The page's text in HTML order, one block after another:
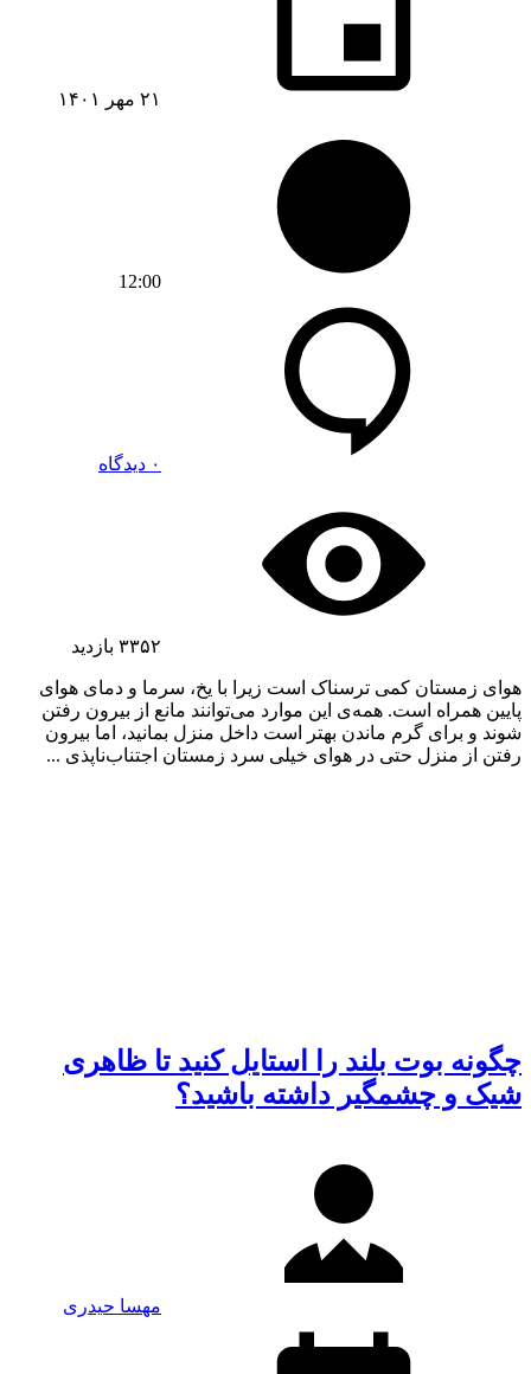
۲۱ مهر ۱۴۰۱
12:00
۰ دیدگاه
۳۳۵۲ بازدید
هوای زمستان کمی ترسناک است زیرا با یخ، سرما و دمای هوای
پایین همراه است. همه‌ی این موارد می‌توانند مانع از بیرون رفتن
شوند و برای گرم ماندن بهتر است داخل منزل بمانید، اما بیرون
رفتن از منزل حتی در هوای خیلی سرد زمستان اجتناب‌ناپذی ...
چگونه بوت بلند را استایل کنید تا ظاهری
شیک و چشمگیر داشته باشید؟
مهسا حیدری